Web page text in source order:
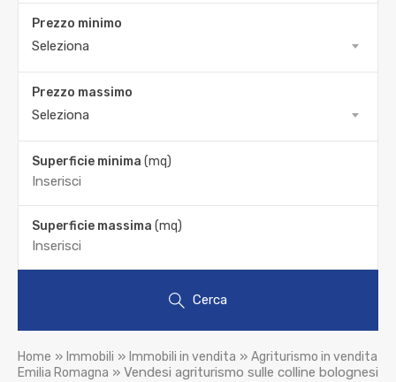
Prezzo minimo
Seleziona
Prezzo massimo
Seleziona
Superficie minima (mq)
Superficie massima (mq)
Cerca
Home » Immobili » Immobili in vendita » Agriturismo in vendita
Emilia Romagna » Vendesi agriturismo sulle colline bolognesi